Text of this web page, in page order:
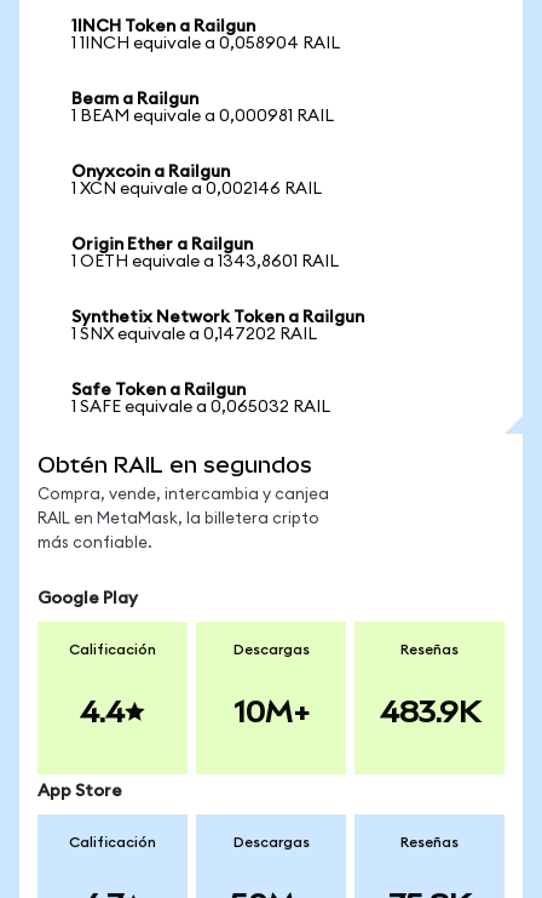
1INCH Token a Railgun
1 1INCH equivale a 0,058904 RAIL
Beam a Railgun
1 BEAM equivale a 0,000981 RAIL
Onyxcoin a Railgun
1 XCN equivale a 0,002146 RAIL
Origin Ether a Railgun
1 OETH equivale a 1343,8601 RAIL
Synthetix Network Token a Railgun
1 SNX equivale a 0,147202 RAIL
Safe Token a Railgun
1 SAFE equivale a 0,065032 RAIL
Obtén RAIL en segundos
Compra, vende, intercambia y canjea
RAIL en MetaMask, la billetera cripto
más confiable.
Google Play
Calificación
4.4
Descargas
10M+
Reseñas
483.9K
App Store
Calificación Descargas Reseñas